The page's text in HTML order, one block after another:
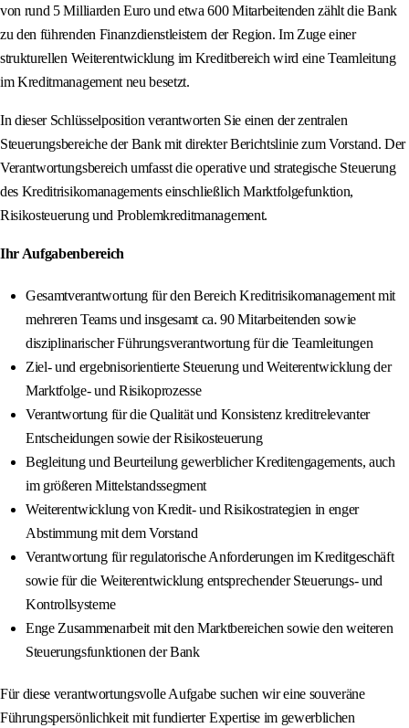
von rund 5 Milliarden Euro und etwa 600 Mitarbeitenden zählt die Bank
zu den führenden Finanzdienstleistern der Region. Im Zuge einer
strukturellen Weiterentwicklung im Kreditbereich wird eine Teamleitung
im Kreditmanagement neu besetzt.
In dieser Schlüsselposition verantworten Sie einen der zentralen
Steuerungsbereiche der Bank mit direkter Berichtslinie zum Vorstand. Der
Verantwortungsbereich umfasst die operative und strategische Steuerung
des Kreditrisikomanagements einschließlich Marktfolgefunktion,
Risikosteuerung und Problemkreditmanagement.
Ihr Aufgabenbereich
Gesamtverantwortung für den Bereich Kreditrisikomanagement mit
mehreren Teams und insgesamt ca. 90 Mitarbeitenden sowie
disziplinarischer Führungsverantwortung für die Teamleitungen
Ziel- und ergebnisorientierte Steuerung und Weiterentwicklung der
Marktfolge- und Risikoprozesse
Verantwortung für die Qualität und Konsistenz kreditrelevanter
Entscheidungen sowie der Risikosteuerung
Begleitung und Beurteilung gewerblicher Kreditengagements, auch
im größeren Mittelstandssegment
Weiterentwicklung von Kredit- und Risikostrategien in enger
Abstimmung mit dem Vorstand
Verantwortung für regulatorische Anforderungen im Kreditgeschäft
sowie für die Weiterentwicklung entsprechender Steuerungs- und
Kontrollsysteme
Enge Zusammenarbeit mit den Marktbereichen sowie den weiteren
Steuerungsfunktionen der Bank
Für diese verantwortungsvolle Aufgabe suchen wir eine souveräne
Führungspersönlichkeit mit fundierter Expertise im gewerblichen